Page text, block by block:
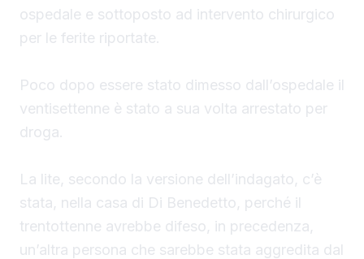
ospedale e sottoposto ad intervento chirurgico
per le ferite riportate.
Poco dopo essere stato dimesso dall’ospedale il
ventisettenne è stato a sua volta arrestato per
droga.
La lite, secondo la versione dell’indagato, c’è
stata, nella casa di Di Benedetto, perché il
trentottenne avrebbe difeso, in precedenza,
un’altra persona che sarebbe stata aggredita dal